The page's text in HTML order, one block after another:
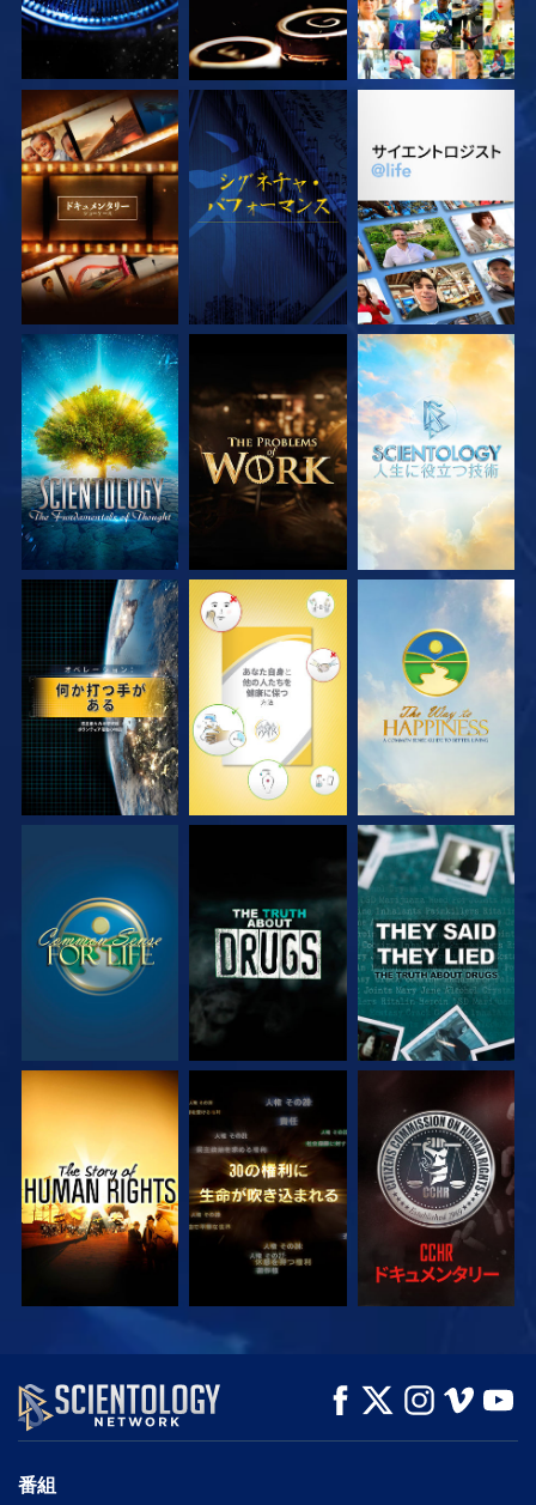
シリーズを探求 観る シリーズを探求
シリーズを探求 シリーズを探求 シリーズを探求
観る 観る 観る
観る 観る 観る
観る 観る 観る
観る シリーズを探求
番組